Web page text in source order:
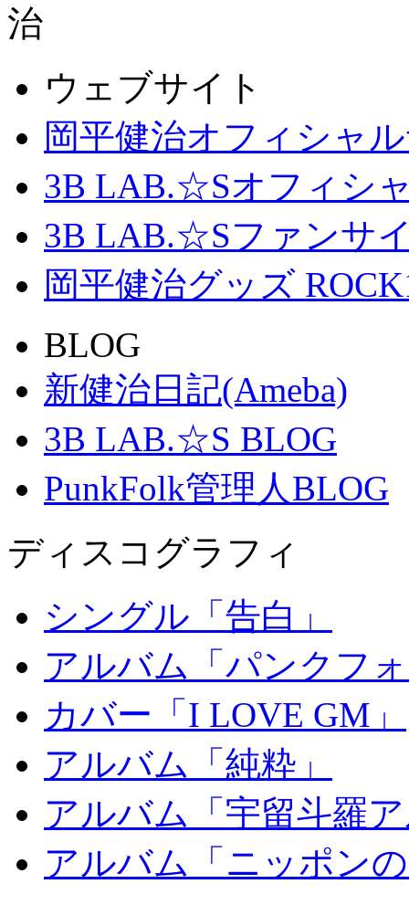
ウェブサイト
岡平健治オフィシャ
3B LAB.☆Sオフィシ
3B LAB.☆Sファンサイ
岡平健治グッズ
BLOG
新健治日記(Ameba)
3B LAB.☆S BLOG
PunkFolk管理人BLOG
ディスコグラフィ
シングル「告白」
アルバム「パンクフ
カバー「I LOVE GM」
アルバム「純粋」
アルバム「宇留斗羅
アルバム「ニッポン